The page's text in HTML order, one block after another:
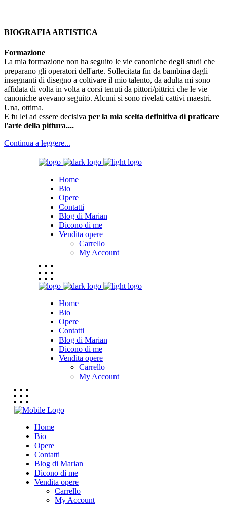
BIOGRAFIA ARTISTICA
Formazione
La mia formazione non ha seguito le vie canoniche degli studi che
preparano gli operatori dell'arte. Sollecitata fin da bambina dagli
insegnanti di disegno a coltivare il mio talento, da adulta mi sono
affidata di volta in volta a corsi tenuti da pittori/pittrici che le vie
canoniche avevano seguito. Alcuni si sono rivelati cattivi maestri.
Una, ottima.
E fu lei ad essere decisiva per la mia scelta definitiva di praticare
l'arte della pittura....
Continua a leggere...
Home
Bio
Opere
Contatti
Blog di Marian
Dicono di me
Vendita opere
Carrello
My Account
Home
Bio
Opere
Contatti
Blog di Marian
Dicono di me
Vendita opere
Carrello
My Account
Home
Bio
Opere
Contatti
Blog di Marian
Dicono di me
Vendita opere
Carrello
My Account